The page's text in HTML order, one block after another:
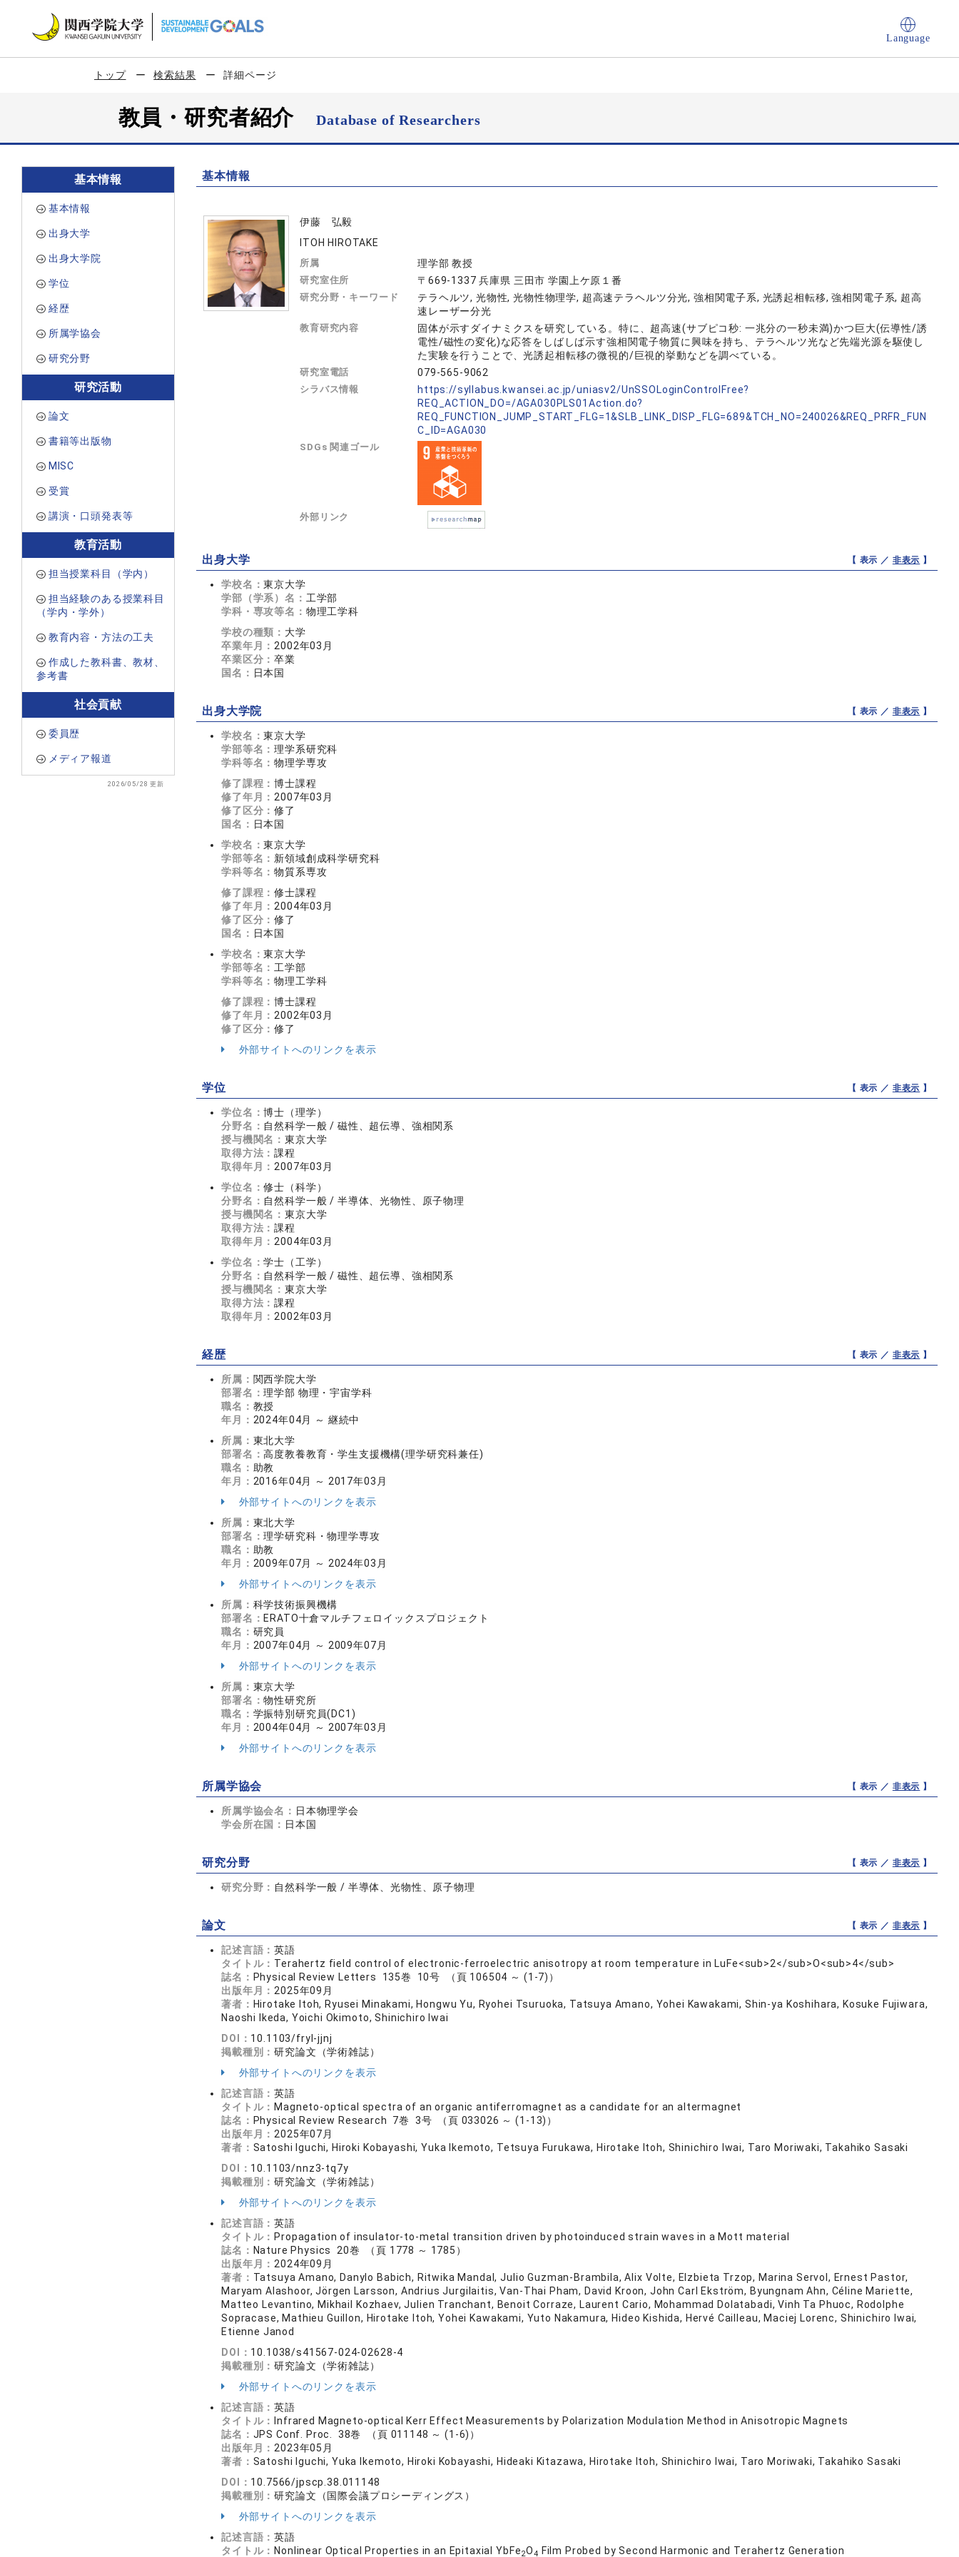
Language
トップ 検索結果 詳細ページ
教員・研究者紹介Database of Researchers
基本情報
基本情報
出身大学
出身大学院
学位
経歴
所属学協会
研究分野
研究活動
論文
書籍等出版物
MISC
受賞
講演・口頭発表等
教育活動
担当授業科目（学内）
担当経験のある授業科目
（学内・学外）
教育内容・方法の工夫
作成した教科書、教材、
参考書
社会貢献
委員歴
メディア報道
2026/05/28 更新
基本情報
伊藤 弘毅
ITOH HIROTAKE
所属 理学部 教授
研究室住所 〒669-1337 兵庫県 三田市 学園上ケ原１番
研究分野・キーワード
テラヘルツ, 光物性, 光物性物理学, 超高速テラヘルツ分光, 強相関電子系, 光誘起相転移, 強相関電子系, 超高
速レーザー分光
教育研究内容
固体が示すダイナミクスを研究している。特に、超高速(サブピコ秒: 一兆分の一秒未満)かつ巨大(伝導性/誘
電性/磁性の変化)な応答をしばしば示す強相関電子物質に興味を持ち、テラヘルツ光など先端光源を駆使し
た実験を行うことで、光誘起相転移の微視的/巨視的挙動などを調べている。
研究室電話 079-565-9062
シラバス情報
https://syllabus.kwansei.ac.jp/uniasv2/UnSSOLoginControlFree?
REQ_ACTION_DO=/AGA030PLS01Action.do?
REQ_FUNCTION_JUMP_START_FLG=1&SLB_LINK_DISP_FLG=689&TCH_NO=240026&REQ_PRFR_FUN
C_ID=AGA030
SDGs 関連ゴール
外部リンク
出身大学 【 表示 ／ 非表示 】
学校名：東京大学
学部（学系）名： 工学部
学科・専攻等名： 物理工学科
学校の種類： 大学
卒業年月： 2002年03月
卒業区分：卒業
国名： 日本国
出身大学院 【 表示 ／ 非表示 】
学校名：東京大学
学部等名：理学系研究科
学科等名：物理学専攻
修了課程：博士課程
修了年月： 2007年03月
修了区分：修了
国名： 日本国
学校名：東京大学
学部等名： 新領域創成科学研究科
学科等名：物質系専攻
修了課程：修士課程
修了年月： 2004年03月
修了区分：修了
国名： 日本国
学校名：東京大学
学部等名： 工学部
学科等名：物理工学科
修了課程：博士課程
修了年月： 2002年03月
修了区分：修了
外部サイトへのリンクを表示
学位 【 表示 ／ 非表示 】
学位名：博士（理学）
分野名： 自然科学一般 / 磁性、超伝導、強相関系
授与機関名：東京大学
取得方法：課程
取得年月： 2007年03月
学位名：修士（科学）
分野名： 自然科学一般 / 半導体、光物性、原子物理
授与機関名：東京大学
取得方法：課程
取得年月： 2004年03月
学位名：学士（工学）
分野名： 自然科学一般 / 磁性、超伝導、強相関系
授与機関名：東京大学
取得方法：課程
取得年月： 2002年03月
経歴 【 表示 ／ 非表示 】
所属： 関西学院大学
部署名：理学部 物理・宇宙学科
職名： 教授
年月： 2024年04月 ～ 継続中
所属： 東北大学
部署名：高度教養教育・学生支援機構(理学研究科兼任)
職名： 助教
年月： 2016年04月 ～ 2017年03月
外部サイトへのリンクを表示
所属： 東北大学
部署名：理学研究科・物理学専攻
職名： 助教
年月： 2009年07月 ～ 2024年03月
外部サイトへのリンクを表示
所属： 科学技術振興機構
部署名： ERATO十倉マルチフェロイックスプロジェクト
職名： 研究員
年月： 2007年04月 ～ 2009年07月
外部サイトへのリンクを表示
所属： 東京大学
部署名：物性研究所
職名： 学振特別研究員(DC1)
年月： 2004年04月 ～ 2007年03月
外部サイトへのリンクを表示
所属学協会 【 表示 ／ 非表示 】
所属学協会名： 日本物理学会
学会所在国： 日本国
研究分野 【 表示 ／ 非表示 】
研究分野： 自然科学一般 / 半導体、光物性、原子物理
論文 【 表示 ／ 非表示 】
記述言語：英語
タイトル： Terahertz field control of electronic-ferroelectric anisotropy at room temperature in LuFe<sub>2</sub>O<sub>4</sub>
誌名： Physical Review Letters 135巻 10号 （頁 106504 ～ (1-7)）
出版年月： 2025年09月
著者： Hirotake Itoh, Ryusei Minakami, Hongwu Yu, Ryohei Tsuruoka, Tatsuya Amano, Yohei Kawakami, Shin-ya Koshihara, Kosuke Fujiwara,
Naoshi Ikeda, Yoichi Okimoto, Shinichiro Iwai
DOI： 10.1103/fryl-jjnj
掲載種別：研究論文（学術雑誌）
外部サイトへのリンクを表示
記述言語：英語
タイトル： Magneto-optical spectra of an organic antiferromagnet as a candidate for an altermagnet
誌名： Physical Review Research 7巻 3号 （頁 033026 ～ (1-13)）
出版年月： 2025年07月
著者： Satoshi Iguchi, Hiroki Kobayashi, Yuka Ikemoto, Tetsuya Furukawa, Hirotake Itoh, Shinichiro Iwai, Taro Moriwaki, Takahiko Sasaki
DOI： 10.1103/nnz3-tq7y
掲載種別：研究論文（学術雑誌）
外部サイトへのリンクを表示
記述言語：英語
タイトル： Propagation of insulator-to-metal transition driven by photoinduced strain waves in a Mott material
誌名： Nature Physics 20巻 （頁 1778 ～ 1785）
出版年月： 2024年09月
著者： Tatsuya Amano, Danylo Babich, Ritwika Mandal, Julio Guzman-Brambila, Alix Volte, Elzbieta Trzop, Marina Servol, Ernest Pastor,
Maryam Alashoor, Jörgen Larsson, Andrius Jurgilaitis, Van-Thai Pham, David Kroon, John Carl Ekström, Byungnam Ahn, Céline Mariette,
Matteo Levantino, Mikhail Kozhaev, Julien Tranchant, Benoit Corraze, Laurent Cario, Mohammad Dolatabadi, Vinh Ta Phuoc, Rodolphe
Sopracase, Mathieu Guillon, Hirotake Itoh, Yohei Kawakami, Yuto Nakamura, Hideo Kishida, Hervé Cailleau, Maciej Lorenc, Shinichiro Iwai,
Etienne Janod
DOI： 10.1038/s41567-024-02628-4
掲載種別：研究論文（学術雑誌）
外部サイトへのリンクを表示
記述言語：英語
タイトル：
Infrared Magneto-optical Kerr Effect Measurements by Polarization Modulation Method in Anisotropic Magnets
誌名： JPS Conf. Proc. 38巻 （頁 011148 ～ (1-6)）
出版年月： 2023年05月
著者： Satoshi Iguchi, Yuka Ikemoto, Hiroki Kobayashi, Hideaki Kitazawa, Hirotake Itoh, Shinichiro Iwai, Taro Moriwaki, Takahiko Sasaki
DOI： 10.7566/jpscp.38.011148
掲載種別：研究論文（国際会議プロシーディングス）
外部サイトへのリンクを表示
記述言語：英語
タイトル： Nonlinear Optical Properties in an Epitaxial YbFe2O4 Film Probed by Second Harmonic and Terahertz Generation